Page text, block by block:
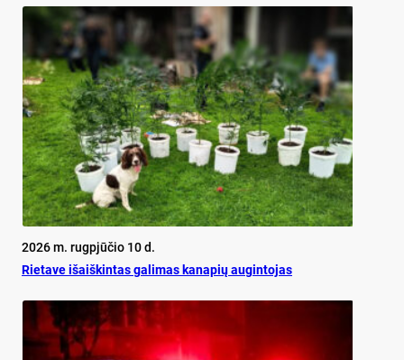
2026 m. rugpjūčio 10 d.
Rietave išaiškintas galimas kanapių augintojas